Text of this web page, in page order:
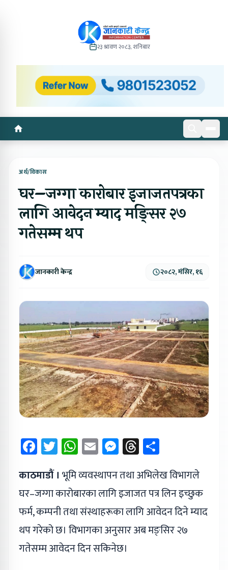
२३ श्रावण २०८३, शनिबार
अर्थ/विकास
घर–जग्गा कारोबार इजाजतपत्रका
लागि आवेदन म्याद मङ्सिर २७
गतेसम्म थप
जानकारी केन्द्र २०८२, मंसिर, १६
Facebook
Twitter
WhatsApp
EmailMessenger
Threads
काठमाडौं । भूमि व्यवस्थापन तथा अभिलेख विभागले
घर–जग्गा कारोबारका लागि इजाजत पत्र लिन इच्छुक
फर्म, कम्पनी तथा संस्थाहरूका लागि आवेदन दिने म्याद
थप गरेको छ। विभागका अनुसार अब मङ्सिर २७
गतेसम्म आवेदन दिन सकिनेछ।